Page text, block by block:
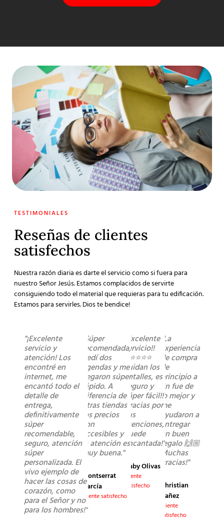
TESTIMONIALES
Reseñas de clientes
satisfechos
Nuestra razón diaria es darte el servicio como si fuera para
nuestro Señor Jesús. Estamos complacidos de servirte
consiguiendo todo el material que requieras para tu edificación.
Estamos para servirles. Dios te bendice!
"¡Excelente
servicio y
atención! Los
encontré en
internet, me
encantó todo el
detalle de
entrega,
definitivamente
súper
recomendable,
seguro, atención
súper
personalizada. El
vivo ejemplo de
hacer las cosas de
corazón, como
para el Señor y no
para los hombres!"
"Súper
recomendada,
pedí dos
agendas y me
llegaron súper
rápido. A
diferencia de
otras tiendas
los precios
son
accesibles y
la atención es
muy buena."
Montserrat
García
Cliente satisfecho
"Excelente
servicio!!
⭐️⭐️⭐️⭐️⭐️
cuidan los
detalles, es
seguro y
súper fácil!!
Gracias por
sus
atenciones,
quede
encantada!"
Gaby Olivas
Cliente
satisfecho
"La
experiencia
de compra
de
principio a
fin fue de
lo mejor y
me
ayudaron a
entregar
un buen
regalo 🙌🏼
Muchas
gracias!"
Christian
Yañez
Cliente
satisfecho